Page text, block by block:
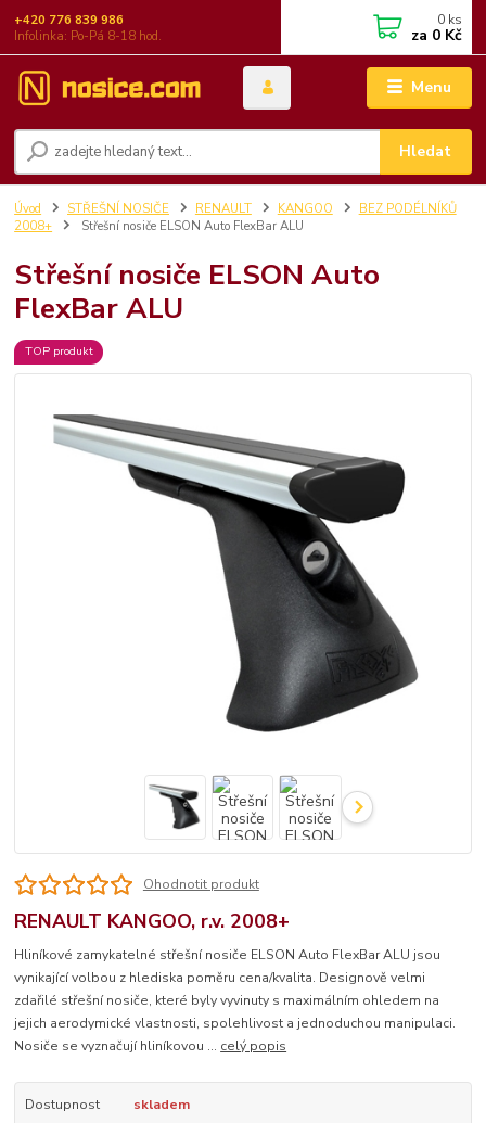
Menu
Hledat
+420 776 839 986
Infolinka: Po-Pá 8-18 hod.
0 ks
za 0 Kč
Úvod STŘEŠNÍ NOSIČE RENAULT KANGOO
BEZ PODÉLNÍKŮ
2008+
Střešní nosiče ELSON Auto FlexBar ALU
Střešní nosiče ELSON Auto
FlexBar ALU
TOP produkt
Ohodnotit produkt
RENAULT KANGOO, r.v. 2008+
Hliníkové zamykatelné střešní nosiče ELSON Auto FlexBar ALU jsou
vynikající volbou z hlediska poměru cena/kvalita. Designově velmi
zdařilé střešní nosiče, které byly vyvinuty s maximálním ohledem na
jejich aerodymické vlastnosti, spolehlivost a jednoduchou manipulaci.
Nosiče se vyznačují hliníkovou ... celý popis
Dostupnost skladem